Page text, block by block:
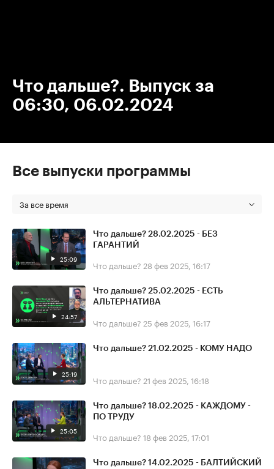
Что дальше?. Выпуск за
06:30, 06.02.2024
Все выпуски программы
За все время
25:09
Что дальше? 28.02.2025 - БЕЗ
ГАРАНТИЙ
Что дальше? 28 фев 2025, 16:17
24:57
Что дальше? 25.02.2025 - ЕСТЬ
АЛЬТЕРНАТИВА
Что дальше? 25 фев 2025, 16:17
25:19
Что дальше? 21.02.2025 - КОМУ НАДО
Что дальше? 21 фев 2025, 16:18
25:05
Что дальше? 18.02.2025 - КАЖДОМУ -
ПО ТРУДУ
Что дальше? 18 фев 2025, 17:01
Что дальше? 14.02.2025 - БАЛТИЙСКИЙ